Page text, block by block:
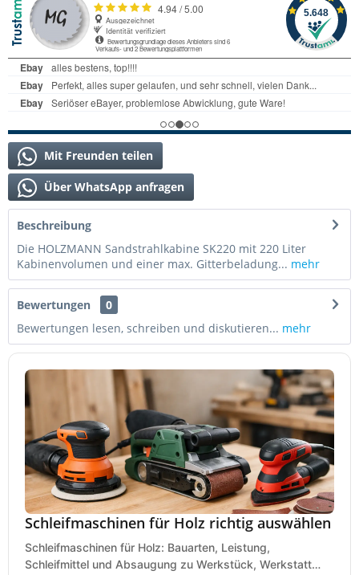
Mit Freunden teilen
Über WhatsApp anfragen
Beschreibung
Die HOLZMANN Sandstrahlkabine SK220 mit 220 Liter
Kabinenvolumen und einer max. Gitterbeladung... mehr
Bewertungen
0
Bewertungen lesen, schreiben und diskutieren... mehr
Schleifmaschinen für Holz richtig auswählen
Schleifmaschinen für Holz: Bauarten, Leistung,
Schleifmittel und Absaugung zu Werkstück, Werkstatt